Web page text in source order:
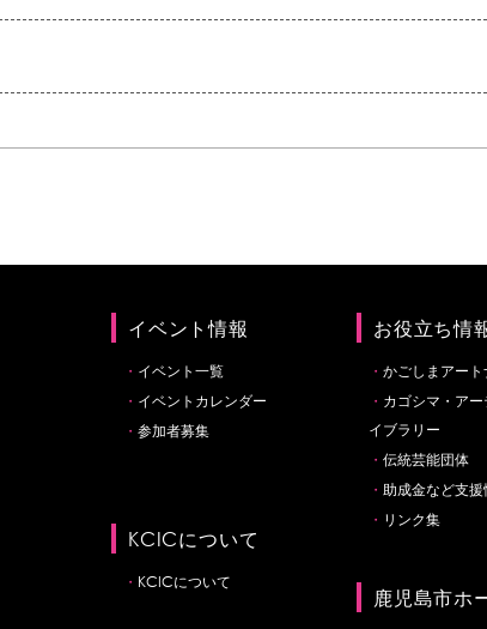
イベント情報
イベント一覧
イベントカレンダー
参加者募集
KCICについて
KCICについて
お役立ち情
かごしまアート
カゴシマ・ア
イブラリー
伝統芸能団体
助成金など支援
リンク集
鹿児島市ホ